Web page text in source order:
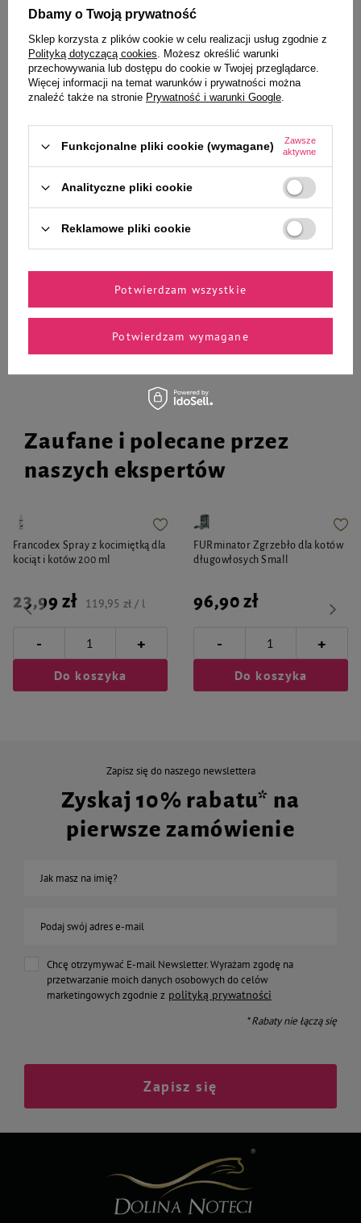
Wybrane specjalnie dla
Ciebie i Twojego czworonoga
Barry King Karmidło i poidło
+
Do koszyka
Mokra karma dla kota bogata w
cielęcinę Dolina Noteci Premium
23,27 zł / kg
Do koszyka
Zaufane i polecane przez
naszych ekspertów
Francodex Spray z kocimiętką dla
kociąt i kotów 200 ml
23,99 zł 119,95 zł / l
- +
Do koszyka
FURminator Zgrzebło dla kotów
długowłosych Small
96,90 zł
- +
Do koszyka
Zapisz się do naszego newslettera
Zyskaj 10% rabatu* na
pierwsze zamówienie
Jak masz na imię?
Podaj swój adres e-mail
Chcę otrzymywać E-mail Newsletter. Wyrażam zgodę na
przetwarzanie moich danych osobowych do celów
marketingowych zgodnie z polityką prywatności
* Rabaty nie łączą się
Zapisz się
Dbamy o Twoją prywatność
Sklep korzysta z plików cookie w celu realizacji usług zgodnie z
Polityką dotyczącą cookies. Możesz określić warunki
przechowywania lub dostępu do cookie w Twojej przeglądarce.
Więcej informacji na temat warunków i prywatności można
znaleźć także na stronie Prywatność i warunki Google.
Funkcjonalne pliki cookie (wymagane)
Zawsze
aktywne
Analityczne pliki cookie
Reklamowe pliki cookie
Potwierdzam wymagane
Potwierdzam wszystkie